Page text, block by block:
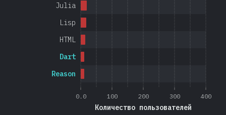
0.0 100 200 300 400
Количество пользователей
Reason
Dart
HTML
Lisp
Julia